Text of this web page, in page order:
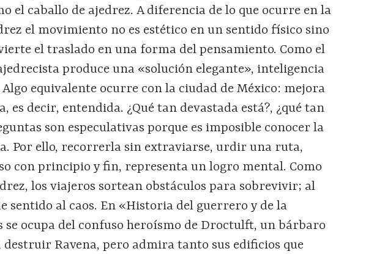
el caballo de ajedrez. A diferencia de lo que ocurre en la
el movimiento no es estético en un sentido físico sino
el traslado en una forma del pensamiento. Como el
produce una «solución elegante», inteligencia
Algo equivalente ocurre con la ciudad de México: mejora
es decir, entendida. ¿Qué tan devastada está?, ¿qué tan
son especulativas porque es imposible conocer la
Por ello, recorrerla sin extraviarse, urdir una ruta,
con principio y fin, representa un logro mental. Como
los viajeros sortean obstáculos para sobrevivir; al
sentido al caos. En «Historia del guerrero y de la
se ocupa del confuso heroísmo de Droctulft, un bárbaro
destruir Ravena, pero admira tanto sus edificios que